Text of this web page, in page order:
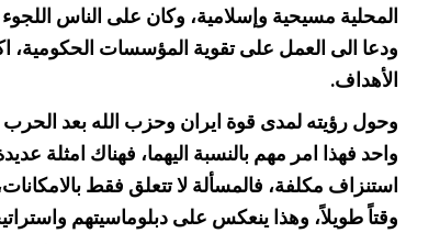
المحلية مسيحية وإسلامية، وكان على الناس اللجوء
ودعا الى العمل على تقوية المؤسسات الحكومية،
الأهداف.
وحول رؤيته لمدى قوة ايران وحزب الله بعد
واحد فهذا امر مهم بالنسبة اليهما، فهناك امثلة
استنزاف مكلفة، فالمسألة لا تتعلق فقط
وقتاً طويلاً، وهذا ينعكس على دبلوماسيتهم